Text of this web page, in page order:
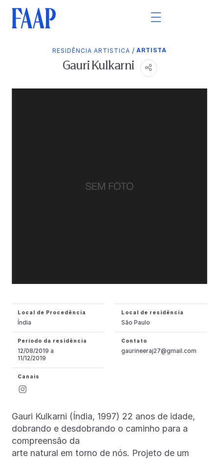
RESIDÊNCIA ARTISTICA / ARTISTA
Gauri Kulkarni
Local de Procedência
Índia
Local de residência
São Paulo
Período da residência
12/08/2019 a
11/12/2019
Contato
gaurineeraj27@gmail.com
Canais
Gauri Kulkarni (Índia, 1997) 22 anos de idade,
dobrando e desdobrando o caminho para a
compreensão da
arte natural em torno de nós. Projeto de um